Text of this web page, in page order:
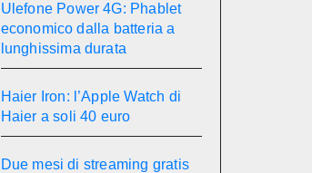
Ulefone Power 4G: Phablet
economico dalla batteria a
lunghissima durata
Haier Iron: l’Apple Watch di
Haier a soli 40 euro
Due mesi di streaming gratis